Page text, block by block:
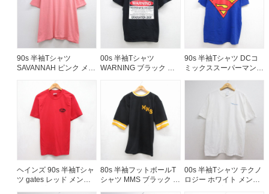
90s 半袖Tシャツ
SAVANNAH ピンク メン
00s 半袖Tシャツ
WARNING ブラック メ
90s 半袖Tシャツ DCコ
ミックススーパーマン
ヘインズ 90s 半袖Tシャ
ツ gates レッド メンズL
80s 半袖フットボールT
シャツ MMS ブラック メ
00s 半袖Tシャツ テクノ
ロジー ホワイト メンズ